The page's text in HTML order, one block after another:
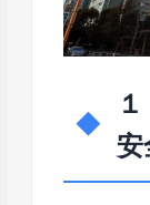
安